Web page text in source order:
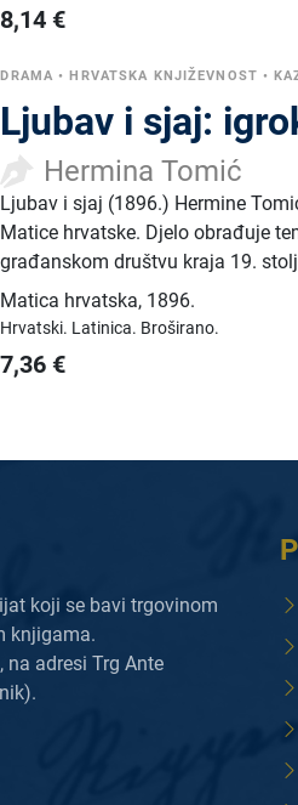
8,14 €
DRAMA •HRVATSKA KNJIŽEVNOST •
Ljubav i sjaj:
Hermina Tomić
Ljubav i sjaj (1896.) Hermine
Matice hrvatske. Djelo obrađuje
građanskom društvu kraja 19.
Matica hrvatska, 1896.
Hrvatski. Latinica. Broširano.
7,36 €
koji se bavi trgovinom
knjigama.
na adresi Trg Ante